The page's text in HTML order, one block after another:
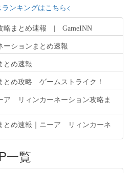
ンキングはこちら<
まとめ速報 | GameINN
ションまとめ速報
め速報
め攻略 ゲームストライク！
ア リィンカーネーション攻略ま
め速報｜ニーア リィンカーネ
一覧